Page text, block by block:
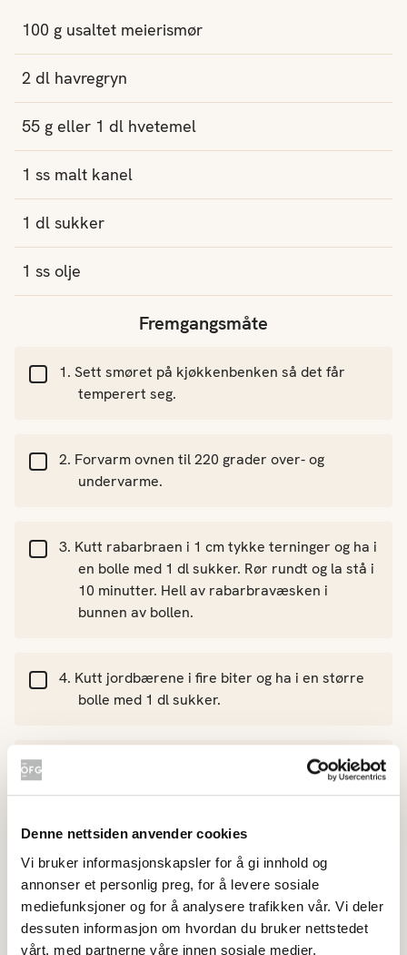
Denne nettsiden anvender cookies
Vi bruker informasjonskapsler for å gi innhold og
annonser et personlig preg, for å levere sosiale
mediefunksjoner og for å analysere trafikken vår. Vi deler
dessuten informasjon om hvordan du bruker nettstedet
vårt, med partnerne våre innen sosiale medier,
100 g usaltet meierismør
2 dl havregryn
55 g eller 1 dl hvetemel
1 ss malt kanel
1 dl sukker
1 ss olje
Fremgangsmåte
Sett smøret på kjøkkenbenken så det får
temperert seg.
Forvarm ovnen til 220 grader over- og
undervarme.
Kutt rabarbraen i 1 cm tykke terninger og ha i
en bolle med 1 dl sukker. Rør rundt og la stå i
10 minutter. Hell av rabarbravæsken i
bunnen av bollen.
Kutt jordbærene i fire biter og ha i en større
bolle med 1 dl sukker.
Ha rabrabraen oppi bollen med jordbær og
Bland smuldre-ingrediensene i en egen bolle
med hendende. Eventuelt kan du bruke en
blender.